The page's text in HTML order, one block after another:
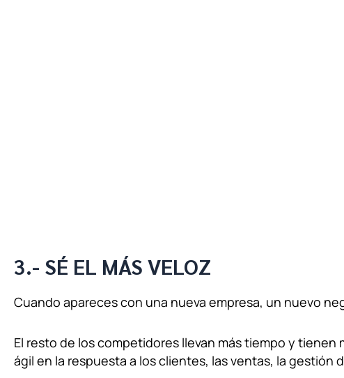
3.- SÉ EL MÁS VELOZ
Cuando apareces con una nueva empresa, un nuevo
El resto de los competidores llevan más tiempo y
ágil en la respuesta a los clientes, las ventas, la